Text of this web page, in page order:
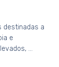
destinadas a
e
…